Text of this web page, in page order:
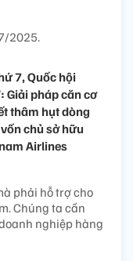
2025.
7, Quốc hội
Giải pháp căn cơ
thâm hụt dòng
chủ sở hữu
Airlines
phải hỗ trợ cho
Chúng ta cần
nghiệp hàng